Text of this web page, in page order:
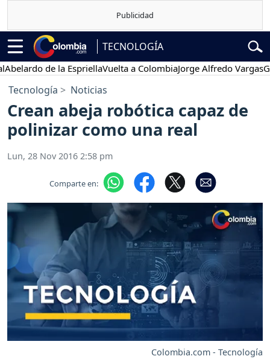
TECNOLOGÍA
de la EspriellaVuelta a ColombiaJorge Alfredo Vargas
Tecnología Noticias
Crean abeja robótica capaz de
polinizar como una real
Lun, 28 Nov 2016 2:58 pm
Comparte en:
Colombia.com - Tecnología